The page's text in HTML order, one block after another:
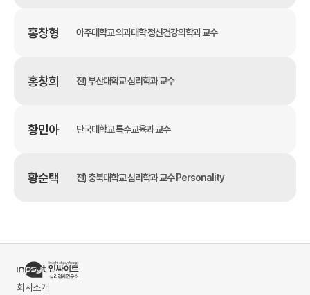
홍창형 아주대학교 의과대학 정신건강의학과 교수
홍창희 전) 부산대학교 심리학과 교수
황민아 단국대학교 특수교육과 교수
황순택 전) 충북대학교 심리학과 교수 Personality
회사소개